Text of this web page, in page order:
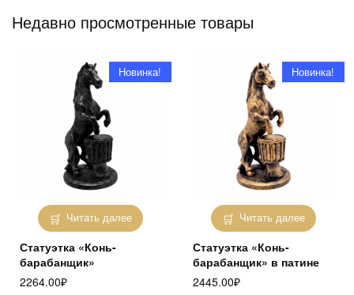
Недавно просмотренные товары
Читать далее
Новинка!
Статуэтка «Конь-
барабанщик»
2264.00₽
Читать далее
Новинка!
Статуэтка «Конь-
барабанщик» в патине
2445.00₽